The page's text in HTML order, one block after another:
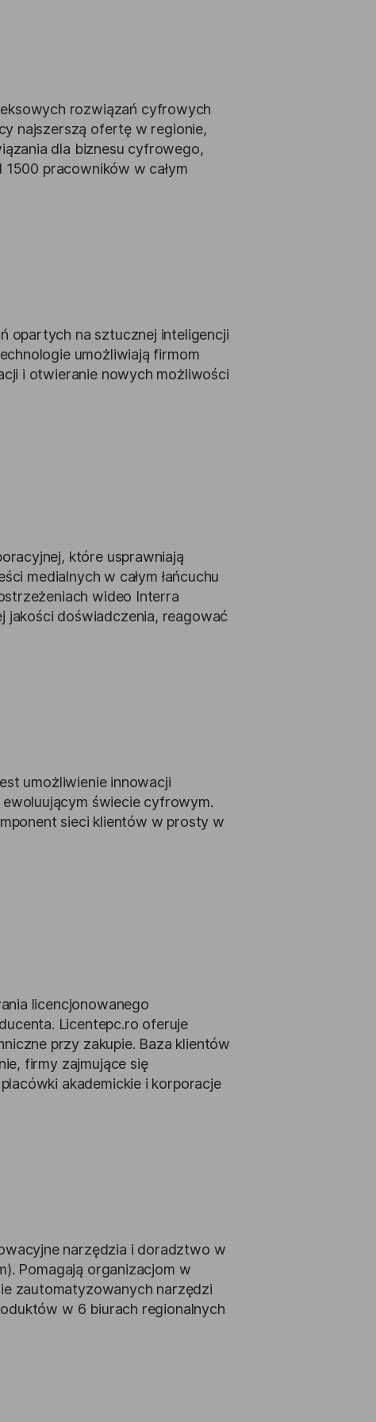
rozwiązań cyfrowych
najszerszą ofertę w regionie,
dla biznesu cyfrowego,
1500 pracowników w całym
opartych na sztucznej inteligencji
umożliwiają firmom
i otwieranie nowych możliwości
które usprawniają
medialnych w całym łańcuchu
wideo Interra
jakości doświadczenia, reagować
umożliwienie innowacji
świecie cyfrowym.
sieci klientów w prosty w
licencjonowanego
Licentepc.ro oferuje
przy zakupie. Baza klientów
firmy zajmujące się
akademickie i korporacje
narzędzia i doradztwo w
Pomagają organizacjom w
zautomatyzowanych narzędzi
w 6 biurach regionalnych